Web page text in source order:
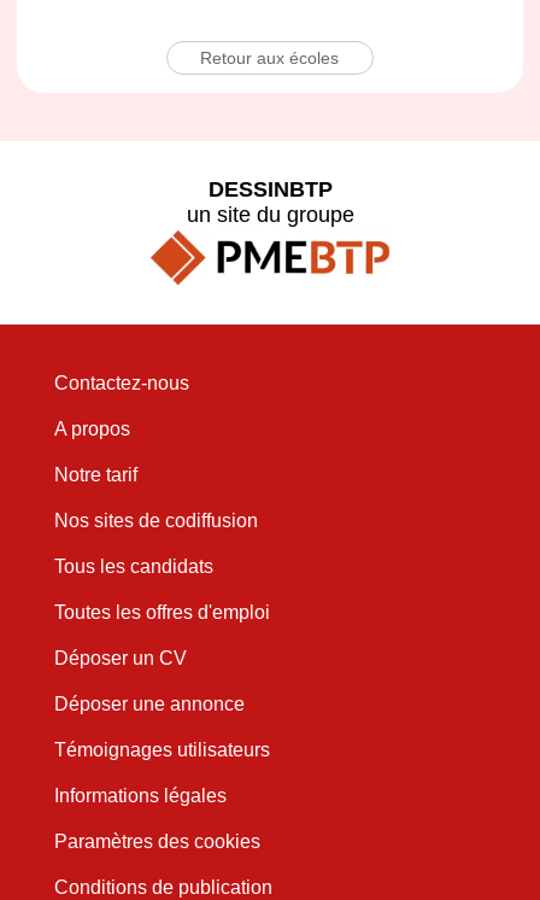
Retour aux écoles
DESSINBTP
un site du groupe
Contactez-nous
A propos
Notre tarif
Nos sites de codiffusion
Tous les candidats
Toutes les offres d'emploi
Déposer un CV
Déposer une annonce
Témoignages utilisateurs
Informations légales
Paramètres des cookies
Conditions de publication